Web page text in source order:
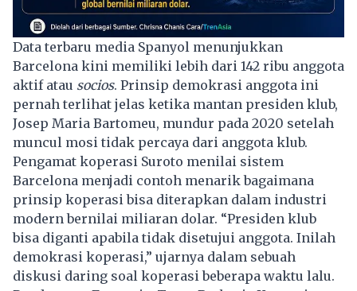
Data terbaru media Spanyol menunjukkan
Barcelona kini memiliki lebih dari 142 ribu anggota
aktif atau socios. Prinsip demokrasi anggota ini
pernah terlihat jelas ketika mantan presiden klub,
Josep Maria Bartomeu, mundur pada 2020 setelah
muncul mosi tidak percaya dari anggota klub.
Pengamat koperasi Suroto menilai sistem
Barcelona menjadi contoh menarik bagaimana
prinsip koperasi bisa diterapkan dalam industri
modern bernilai miliaran dolar. “Presiden klub
bisa diganti apabila tidak disetujui anggota. Inilah
demokrasi koperasi,” ujarnya dalam sebuah
diskusi daring soal koperasi beberapa waktu lalu.